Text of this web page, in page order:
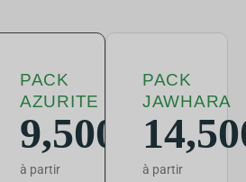
PACK
AZURITE
9,500DHs
à partir
PACK
JAWHARA
à partir